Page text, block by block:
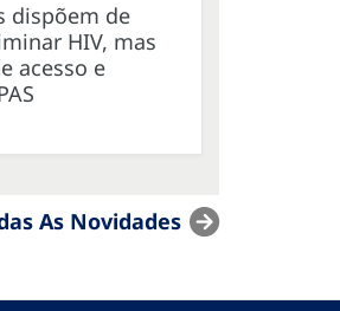
dispõem de
HIV, mas
acesso e
As Novidades